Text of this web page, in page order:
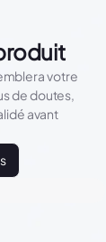
votre
de doutes,
avant